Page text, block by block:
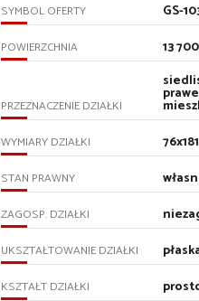
SYMBOL OFERTY GS-
POWIERZCHNIA 13
PRZEZNACZENIE DZIAŁKI
WYMIARY DZIAŁKI
STAN PRAWNY
ZAGOSP. DZIAŁKI
UKSZTAŁTOWANIE DZIAŁKI
KSZTAŁT DZIAŁKI